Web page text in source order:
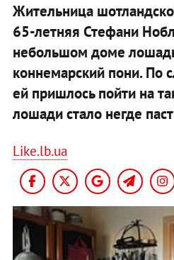
Жительница
65-летняя Стефани
небольшом доме
коннемарский пони. По
ей пришлось пойти на
лошади стало негде
Like.lb.ua